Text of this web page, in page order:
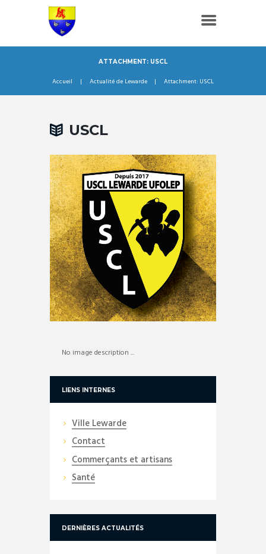
ATTACHMENT: USCL
Accueil Actualité de Lewarde Attachment: USCL
USCL
No image description ...
LIENS INTERNES
Ville Lewarde
Contact
Commerçants et artisans
Santé
DERNIÈRES ACTUALITÉS